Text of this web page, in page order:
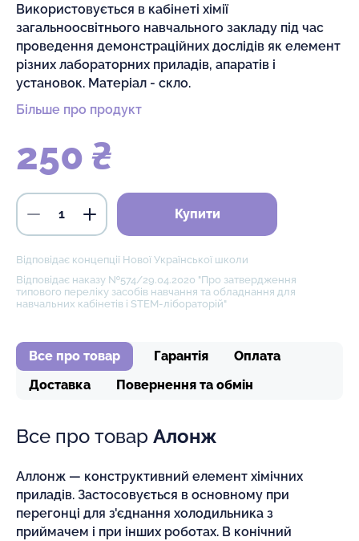
Використовується в кабінеті хімії
загальноосвітнього навчального закладу під час
проведення демонстраційних дослідів як елемент
різних лабораторних приладів, апаратів і
установок. Матеріал - скло.
Більше про продукт
250 ₴
Купити
Відповідає концепції Нової Української школи
Відповідає наказу №574/29.04.2020 "Про затвердження
типового переліку засобів навчання та обладнання для
навчальних кабінетів і STEM-лібораторій"
Все про товар Гарантія
Оплата
Доставка
Повернення та обмін
Все про товар Алонж
Аллонж — конструктивний елемент хімічних
приладів. Застосовується в основному при
перегонці для з'єднання холодильника з
приймачем і при інших роботах. В конічний